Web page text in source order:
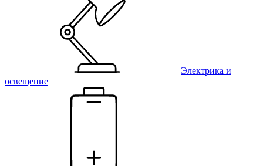
Электрика и
освещение